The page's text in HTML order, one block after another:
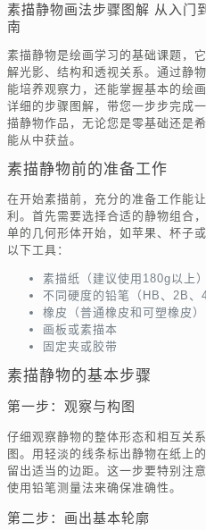
素描静物画法步骤图解 从入门
南
素描静物是绘画学习的基础课题，
解光影、结构和透视关系。通过静
能培养观察力，还能掌握基本的绘
详细的步骤图解，带您一步步完成
描静物作品，无论您是零基础还是
能从中获益。
素描静物前的准备工作
在开始素描前，充分的准备工作能
利。首先需要选择合适的静物组合
单的几何形体开始，如苹果、杯子
以下工具：
素描纸（建议使用180g以上）
不同硬度的铅笔（HB、2B、
橡皮（普通橡皮和可塑橡皮）
画板或素描本
固定夹或胶带
素描静物的基本步骤
第一步：观察与构图
仔细观察静物的整体形态和相互关
图。用轻淡的线条标出静物在纸上
留出适当的边距。这一步要特别注
使用铅笔测量法来确保准确性。
第二步：画出基本轮廓